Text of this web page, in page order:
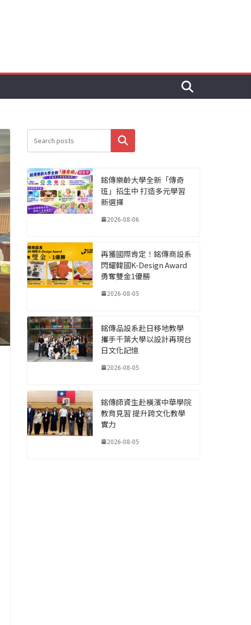
搜尋
銘傳樂齡大學全新「傳奇
班」招生中 打造多元學習
新選擇
2026-08-06
再獲國際肯定！銘傳商設系
閃耀韓國K-Design Award
勇奪雙金1優勝
2026-08-05
銘傳品設系赴日移地教學
攜手千葉大學以設計再現台
日文化記憶
2026-08-05
銘傳師資生赴橫濱中華學院
教育見習 提升跨文化教學
實力
2026-08-05